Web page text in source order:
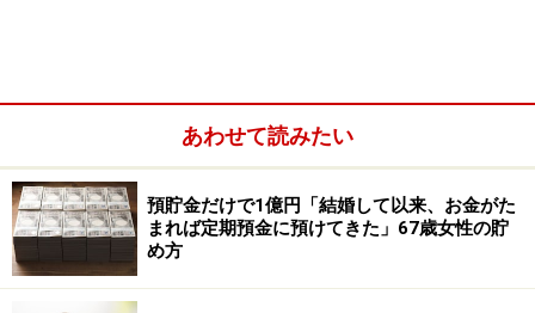
あわせて読みたい
預貯金だけで1億円「結婚して以来、お金がた
まれば定期預金に預けてきた」67歳女性の貯
め方